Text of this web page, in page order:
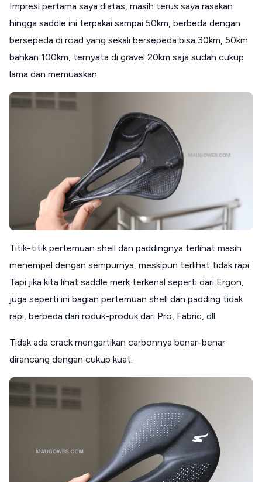
Impresi pertama saya diatas, masih terus saya rasakan
hingga saddle ini terpakai sampai 50km, berbeda dengan
bersepeda di road yang sekali bersepeda bisa 30km, 50km
bahkan 100km, ternyata di gravel 20km saja sudah cukup
lama dan memuaskan.
Titik-titik pertemuan shell dan paddingnya terlihat masih
menempel dengan sempurnya, meskipun terlihat tidak rapi.
Tapi jika kita lihat saddle merk terkenal seperti dari Ergon,
juga seperti ini bagian pertemuan shell dan padding tidak
rapi, berbeda dari roduk-produk dari Pro, Fabric, dll.
Tidak ada crack mengartikan carbonnya benar-benar
dirancang dengan cukup kuat.